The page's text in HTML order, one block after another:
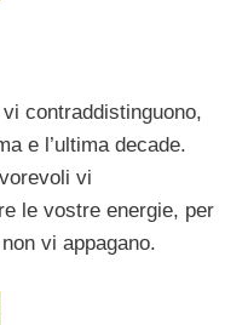
contraddistinguono,
e l’ultima decade.
vi
le vostre energie, per
vi appagano.